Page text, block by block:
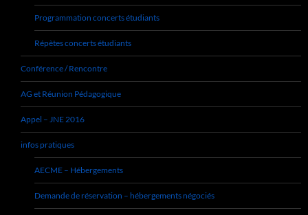
Programmation concerts étudiants
Répètes concerts étudiants
Conférence / Rencontre
AG et Réunion Pédagogique
Appel – JNE 2016
infos pratiques
AECME – Hébergements
Demande de réservation – hébergements négociés